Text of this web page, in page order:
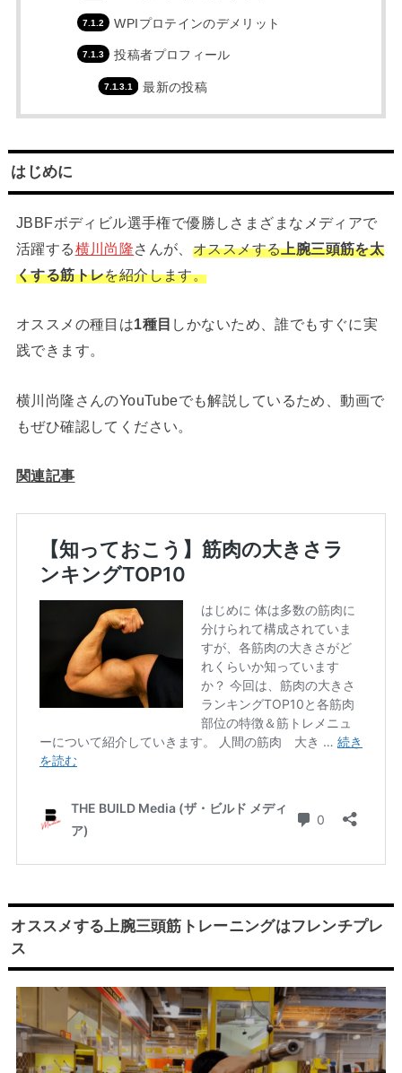
WPIプロテインのデメリット
投稿者プロフィール
最新の投稿
はじめに
JBBFボディビル選手権で優勝しさまざまなメディアで
活躍する横川尚隆さんが、 オススメする上腕三頭筋を太
くする筋トレを紹介します。
オススメの種目は1種目 しかないため、誰でもすぐに実
践できます。
横川尚隆さんのYouTubeでも解説しているため、動画で
もぜひ確認してください。
関連記事
オススメする上腕三頭筋トレーニングはフレンチプレ
ス